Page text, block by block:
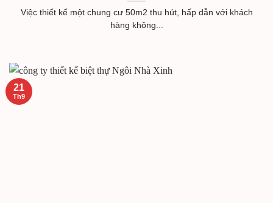
Việc thiết kế một chung cư 50m2 thu hút, hấp dẫn với khách
hàng không...
21
Th9